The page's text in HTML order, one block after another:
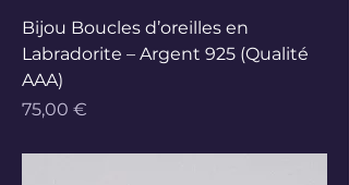
Bijou Boucles d’oreilles en
Labradorite – Argent 925 (Qualité
AAA)
Prix
75,00 €